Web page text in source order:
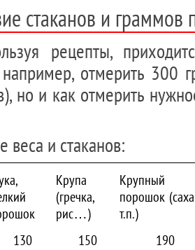
стаканов и граммов
рецепты,
отмерить 300
но и как отмерить
веса и стаканов:
Крупа
(гречка,
рис…)
Крупный
порошок
т.п.)
130 150
190